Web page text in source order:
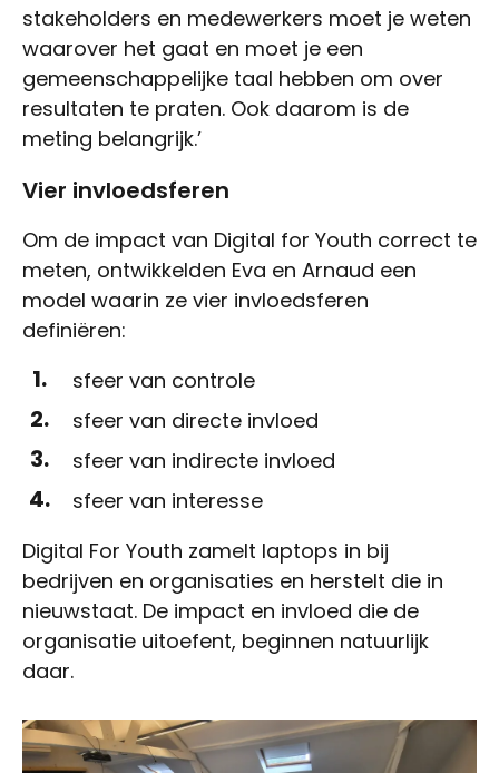
stakeholders en medewerkers moet je weten
waarover het gaat en moet je een
gemeenschappelijke taal hebben om over
resultaten te praten. Ook daarom is de
meting belangrijk.’
Vier invloedsferen
Om de impact van Digital for Youth correct te
meten, ontwikkelden Eva en Arnaud een
model waarin ze vier invloedsferen
definiëren:
sfeer van controle
sfeer van directe invloed
sfeer van indirecte invloed
sfeer van interesse
Digital For Youth zamelt laptops in bij
bedrijven en organisaties en herstelt die in
nieuwstaat. De impact en invloed die de
organisatie uitoefent, beginnen natuurlijk
daar.